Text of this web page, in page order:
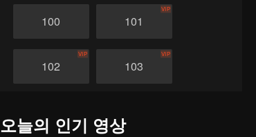
100 101
VIP
102
VIP
103
VIP
오늘의 인기 영상